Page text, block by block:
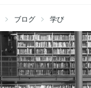
ブログ 学び